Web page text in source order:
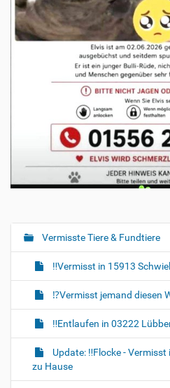
N
g
o
Vermisste Tiere & Fundtiere
‼️Vermisst in 15913
⁉️Vermisst jemand diesen
‼️Entlaufen in 03222
Update: ‼️Flocke -
zu Hause